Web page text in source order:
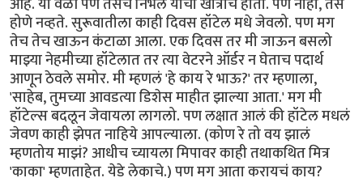
होणे नव्हते. सुरूवातीला काही दिवस हॉटेल मधे जेवलो. पण मग
तेच तेच खाऊन कंटाळा आला. एक दिवस तर मी जाऊन बसलो
माझ्या नेहमीच्या हॉटेलात तर त्या वेटरने ऑर्डर न घेताच पदार्थ
आणून ठेवले समोर. मी म्हणलं 'हे काय रे भाऊ?' तर म्हणाला,
'साहेब, तुमच्या आवडत्या डिशेस माहीत झाल्या आता.' मग मी
हॉटेल्स बदलून जेवायला लागलो. पण लक्षात आलं की हॉटेल मधलं
जेवण काही झेपत नाहिये आपल्याला. (कोण रे तो वय झालं
म्हणतोय माझं? आधीच च्यायला मिपावर काही तथाकथित मित्र
'काका' म्हणताहेत. येडे लेकाचे.) पण मग आता करायचं काय?